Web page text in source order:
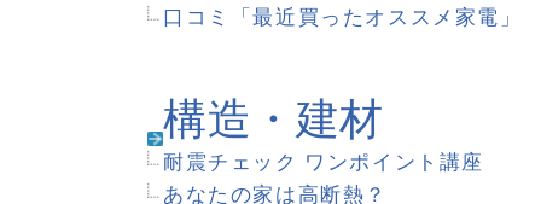
口コミ「地盤調査と改良とその費用」
土地探し
土地探し10のコツ
口コミ「みんなの土地探し体験談」